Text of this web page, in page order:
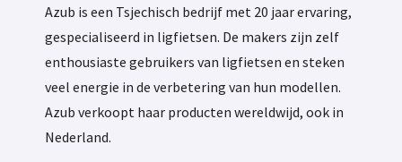
Azub is een Tsjechisch bedrijf met 20 jaar ervaring,
gespecialiseerd in ligfietsen. De makers zijn zelf
enthousiaste gebruikers van ligfietsen en steken
veel energie in de verbetering van hun modellen.
Azub verkoopt haar producten wereldwijd, ook in
Nederland.